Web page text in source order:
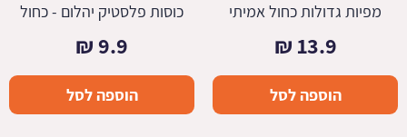
מפיות גדולות כחול אמיתי
13.9
₪
הוספה לסל
כוסות פלסטיק יהלום - כחול
9.9
₪
הוספה לסל